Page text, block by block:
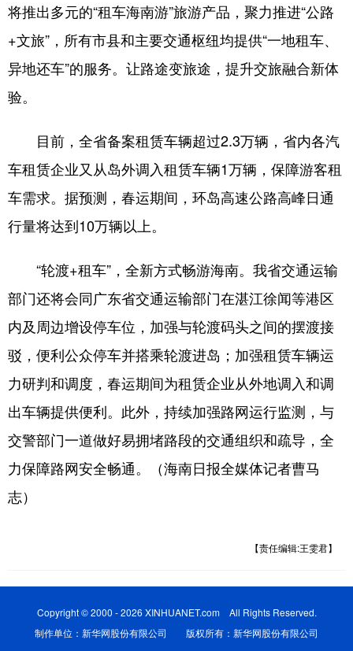
将推出多元的“租车海南游”旅游产品，聚力推进“公路
+文旅”，所有市县和主要交通枢纽均提供“一地租车、
异地还车”的服务。让路途变旅途，提升交旅融合新体
验。
目前，全省备案租赁车辆超过2.3万辆，省内各汽
车租赁企业又从岛外调入租赁车辆1万辆，保障游客租
车需求。据预测，春运期间，环岛高速公路高峰日通
行量将达到10万辆以上。
“轮渡+租车”，全新方式畅游海南。我省交通运输
部门还将会同广东省交通运输部门在湛江徐闻等港区
内及周边增设停车位，加强与轮渡码头之间的摆渡接
驳，便利公众停车并搭乘轮渡进岛；加强租赁车辆运
力研判和调度，春运期间为租赁企业从外地调入和调
出车辆提供便利。此外，持续加强路网运行监测，与
交警部门一道做好易拥堵路段的交通组织和疏导，全
力保障路网安全畅通。（海南日报全媒体记者曹马
志）
【责任编辑:王雯君】
Copyright © 2000 - 2026 XINHUANET.com All Rights Reserved.
制作单位：新华网股份有限公司 版权所有：新华网股份有限公司